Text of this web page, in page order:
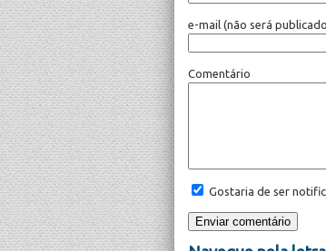
e-mail (não será
Comentário
Gostaria de ser